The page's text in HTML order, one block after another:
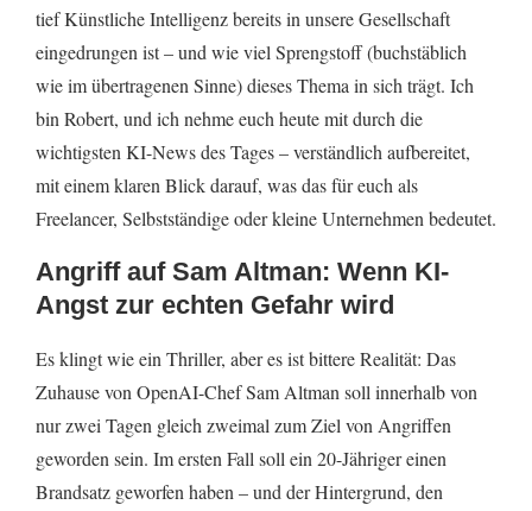
tief Künstliche Intelligenz bereits in unsere Gesellschaft
eingedrungen ist – und wie viel Sprengstoff (buchstäblich
wie im übertragenen Sinne) dieses Thema in sich trägt. Ich
bin Robert, und ich nehme euch heute mit durch die
wichtigsten KI-News des Tages – verständlich aufbereitet,
mit einem klaren Blick darauf, was das für euch als
Freelancer, Selbstständige oder kleine Unternehmen bedeutet.
Angriff auf Sam Altman: Wenn KI-
Angst zur echten Gefahr wird
Es klingt wie ein Thriller, aber es ist bittere Realität: Das
Zuhause von OpenAI-Chef Sam Altman soll innerhalb von
nur zwei Tagen gleich zweimal zum Ziel von Angriffen
geworden sein. Im ersten Fall soll ein 20-Jähriger einen
Brandsatz geworfen haben – und der Hintergrund, den